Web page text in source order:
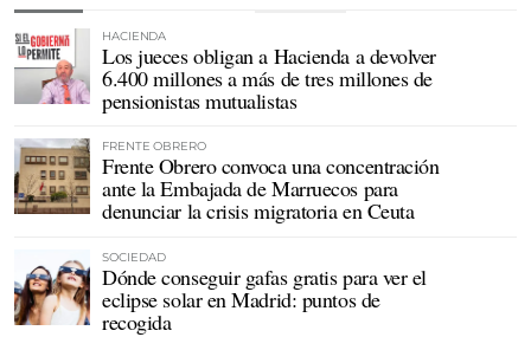
HACIENDA
Los jueces obligan a Hacienda a devolver
6.400 millones a más de tres millones de
pensionistas mutualistas
FRENTE OBRERO
Frente Obrero convoca una concentración
ante la Embajada de Marruecos para
denunciar la crisis migratoria en Ceuta
SOCIEDAD
Dónde conseguir gafas gratis para ver el
eclipse solar en Madrid: puntos de
recogida